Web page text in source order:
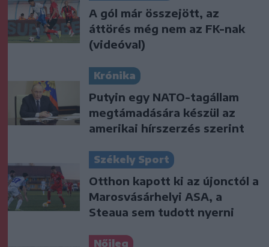
A gól már összejött, az
áttörés még nem az FK-nak
(videóval)
Krónika
Putyin egy NATO-tagállam
megtámadására készül az
amerikai hírszerzés szerint
Székely Sport
Otthon kapott ki az újonctól a
Marosvásárhelyi ASA, a
Steaua sem tudott nyerni
Nőileg